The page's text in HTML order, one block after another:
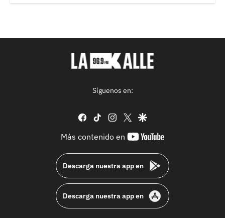
Síguenos en:
facebook
tiktok instagram
twittergoogle
Más contenido en
youtube-
Descarga nuestra app en
Descarga nuestra app en